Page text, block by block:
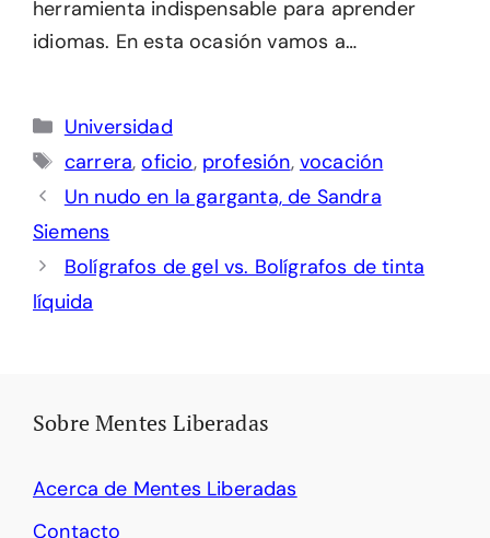
herramienta indispensable para aprender
idiomas. En esta ocasión vamos a…
Categorías
Universidad
Etiquetas
carrera,oficio, profesión, vocación
Un nudo en la garganta, de Sandra
Siemens
Bolígrafos de gel vs. Bolígrafos de tinta
líquida
Sobre Mentes Liberadas
Acerca de Mentes Liberadas
Contacto